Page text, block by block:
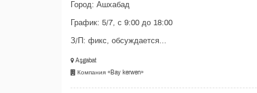
Город: Ашхабад
График: 5/7, с 9:00 до 18:00
З/П: фикс, обсуждается...
Aşgabat
Компания «Bay kerwen»